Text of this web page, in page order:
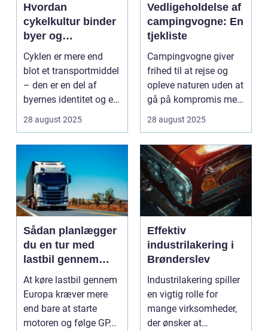
Hvordan
cykelkultur binder
byer og
mennesker
sammen
Cyklen er mere end
blot et transportmiddel
– den er en del af
byernes identitet og en
kultur, ...
28 august 2025
Vedligeholdelse af
campingvogne: En
tjekliste
Campingvogne giver
frihed til at rejse og
opleve naturen uden at
gå på kompromis med
kom...
28 august 2025
Sådan planlægger
du en tur med
lastbil gennem
Europa
At køre lastbil gennem
Europa kræver mere
end bare at starte
motoren og følge GP...
Effektiv
industrilakering i
Brønderslev
Industrilakering spiller
en vigtig rolle for
mange virksomheder,
der ønsker at